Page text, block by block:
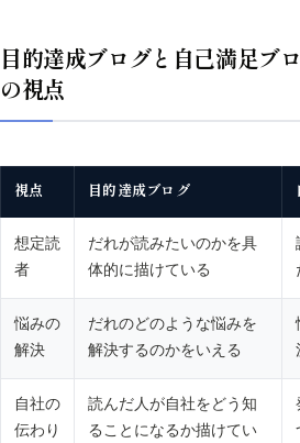
目的達成ブログと自己満足ブ
の視点
視点 目的達成ブログ
想定読
者
だれが読みたいのかを具
体的に描けている
悩みの
解決
だれのどのような悩みを
解決するのかをいえる
自社の
伝わり
読んだ人が自社をどう知
ることになるか描けてい